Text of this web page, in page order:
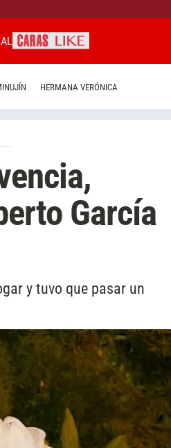
HERMANA VERÓNICA
García
y tuvo que pasar un